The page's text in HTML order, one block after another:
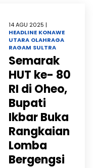
14 AGU 2025 |
HEADLINE KONAWE
UTARA OLAHRAGA
RAGAM SULTRA
Semarak
HUT ke- 80
RI di Oheo,
Bupati
Ikbar Buka
Rangkaian
Lomba
Bergengsi